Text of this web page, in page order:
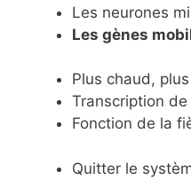
Les neurones
Les gènes
Plus chaud,
Transcription de
Fonction de la
Quitter le